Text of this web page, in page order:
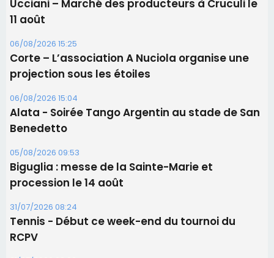
Les brèves
06/08/2026 15:57
Ucciani – Marché des producteurs à Cruculi le
11 août
06/08/2026 15:25
Corte – L’association A Nuciola organise une
projection sous les étoiles
06/08/2026 15:04
Alata - Soirée Tango Argentin au stade de San
Benedetto